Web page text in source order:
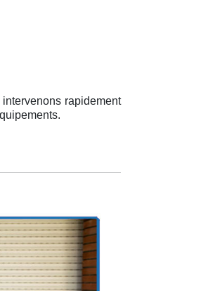
rapidement